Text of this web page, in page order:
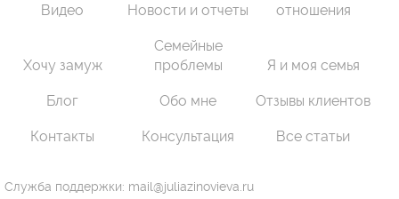
Видео Новости и отчеты
отношения
Хочу замуж
Семейные
проблемы
Я и моя семья
Блог Обо мне Отзывы клиентов
Контакты Консультация Все статьи
Служба поддержки: mail@juliazinovieva.ru